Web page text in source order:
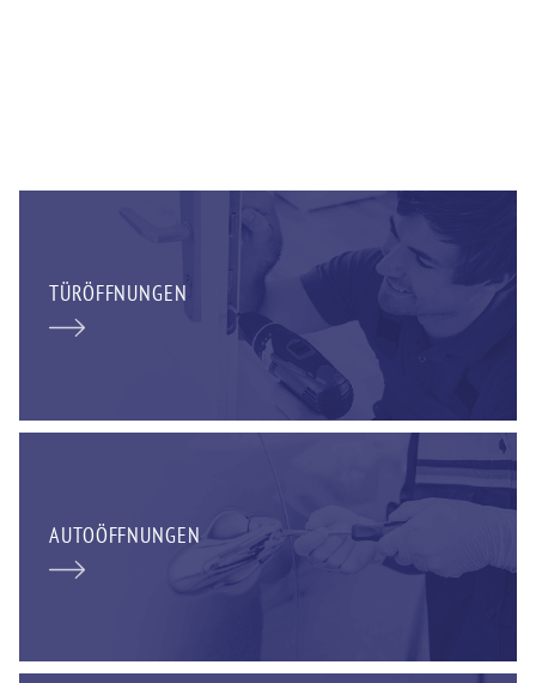
TÜRÖFFNUNGEN
AUTOÖFFNUNGEN